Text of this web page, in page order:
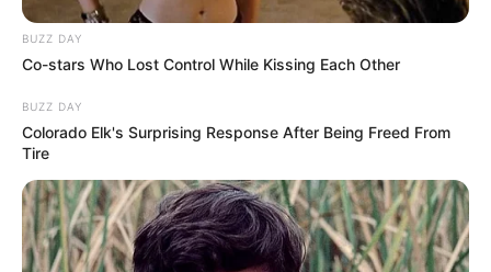
(foto: intipseleb.com)
6. Saat bergaya rambut pendek, Vanesha Prescilla
mirip Nike Ardila, bukan?
BUZZ DAY
Co-stars Who Lost Control While Kissing Each Other
BUZZ DAY
Colorado Elk's Surprising Response After Being Freed From
Tire